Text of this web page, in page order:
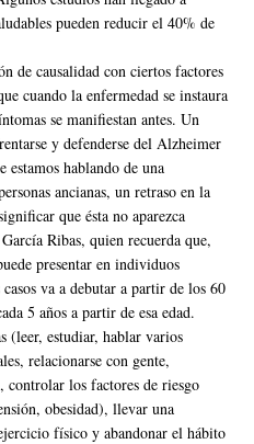
pueden reducir el 40% de
de causalidad con ciertos factores
cuando la enfermedad se instaura
se manifiestan antes. Un
y defenderse del Alzheimer
estamos hablando de una
ancianas, un retraso en la
que ésta no aparezca
Ribas, quien recuerda que,
presentar en individuos
va a debutar a partir de los 60
5 años a partir de esa edad.
(leer, estudiar, hablar varios
relacionarse con gente,
controlar los factores de riesgo
obesidad), llevar una
físico y abandonar el hábito